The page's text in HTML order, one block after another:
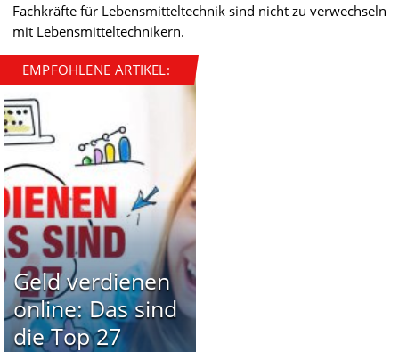
Fachkräfte für Lebensmitteltechnik sind nicht zu verwechseln
mit Lebensmitteltechnikern.
EMPFOHLENE ARTIKEL:
Geld verdienen
online: Das sind
die Top 27